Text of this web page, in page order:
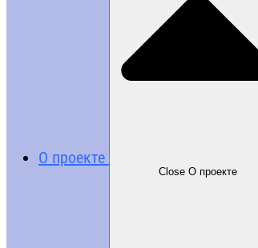
О проекте
Close О проекте